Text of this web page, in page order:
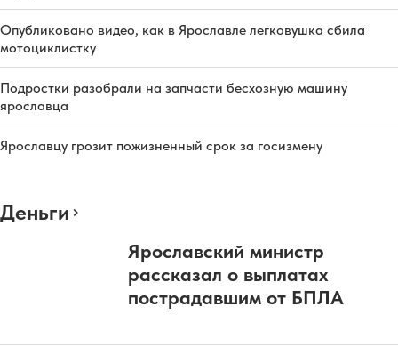
Опубликовано видео, как в Ярославле легковушка сбила
мотоциклистку
Подростки разобрали на запчасти бесхозную машину
ярославца
Ярославцу грозит пожизненный срок за госизмену
Деньги
Ярославский министр
рассказал о выплатах
пострадавшим от БПЛА